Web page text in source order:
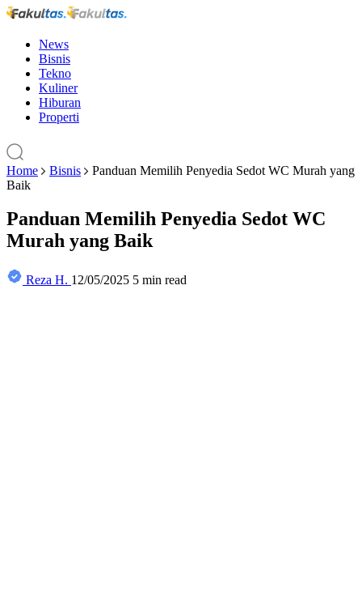
News
Bisnis
Tekno
Kuliner
Hiburan
Properti
Home Bisnis
Panduan Memilih Penyedia Sedot WC Murah yang
Baik
Panduan Memilih Penyedia Sedot WC
Murah yang Baik
Reza H. 12/05/2025 5 min read